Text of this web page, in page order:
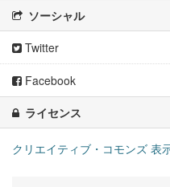
ソーシャル
Twitter
Facebook
ライセンス
クリエイティブ・コモンズ 表